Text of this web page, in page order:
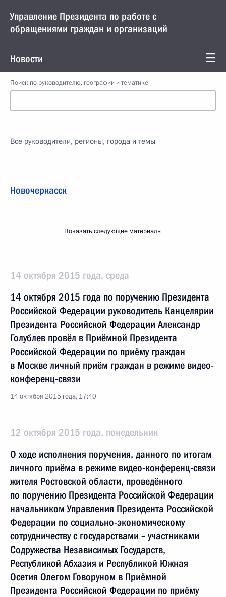
Управление Президента по работе с
обращениями граждан и организаций
Новости
Поиск по руководителю, географии и тематике
Все руководители, регионы, города и темы
Новочеркасск
Показать следующие материалы
14 октября 2015 года, среда
14 октября 2015 года по поручению Президента
Российской Федерации руководитель Канцелярии
Президента Российской Федерации Александр
Голублев провёл в Приёмной Президента
Российской Федерации по приёму граждан
в Москве личный приём граждан в режиме видео-
конференц-связи
14 октября 2015 года, 17:40
12 октября 2015 года, понедельник
О ходе исполнения поручения, данного по итогам
личного приёма в режиме видео-конференц-связи
жителя Ростовской области, проведённого
по поручению Президента Российской Федерации
начальником Управления Президента Российской
Федерации по социально-экономическому
сотрудничеству с государствами – участниками
Содружества Независимых Государств,
Республикой Абхазия и Республикой Южная
Осетия Олегом Говоруном в Приёмной
Президента Российской Федерации по приёму